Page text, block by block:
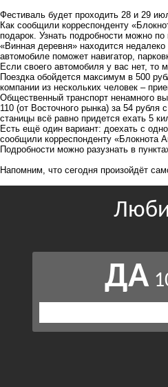
Фестиваль будет проходить 28 и 29
Как сообщили корреспонденту
подарок. Узнать подробности можно
«Винная деревня» находится
автомобиле поможет навигатор,
Если своего автомобиля у вас нет, то
Поездка обойдется максимум в 500
компании из нескольких человек –
Общественный транспорт ненамного
110 (от Восточного рынка) за 54
станицы всё равно придется ехать 5
Есть ещё один вариант: доехать с
сообщили корреспонденту «Блокнота
Подробности можно разузнать в
Напомним, что сегодня произойдёт